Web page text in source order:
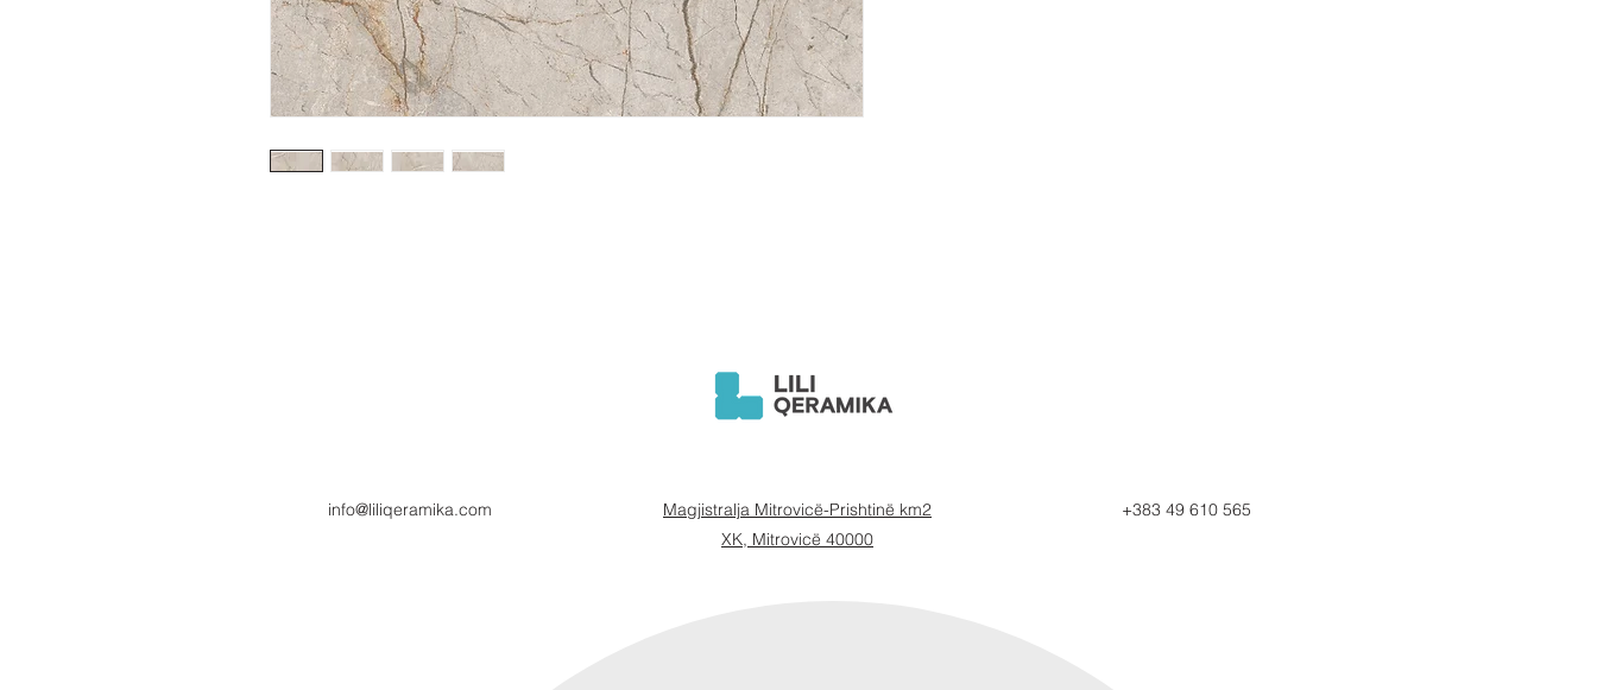
info@liliqeramika.com
Magjistralja Mitrovicë-Prishtinë km2
XK, Mitrovicë 40000
+383 49 610 565